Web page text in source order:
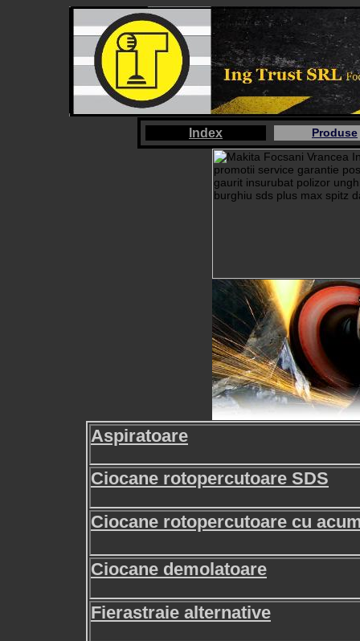
Index Produse
Aspiratoare
Ciocane rotopercutoare SDS
Ciocane rotopercutoare cu
Ciocane demolatoare
Fierastraie alternative